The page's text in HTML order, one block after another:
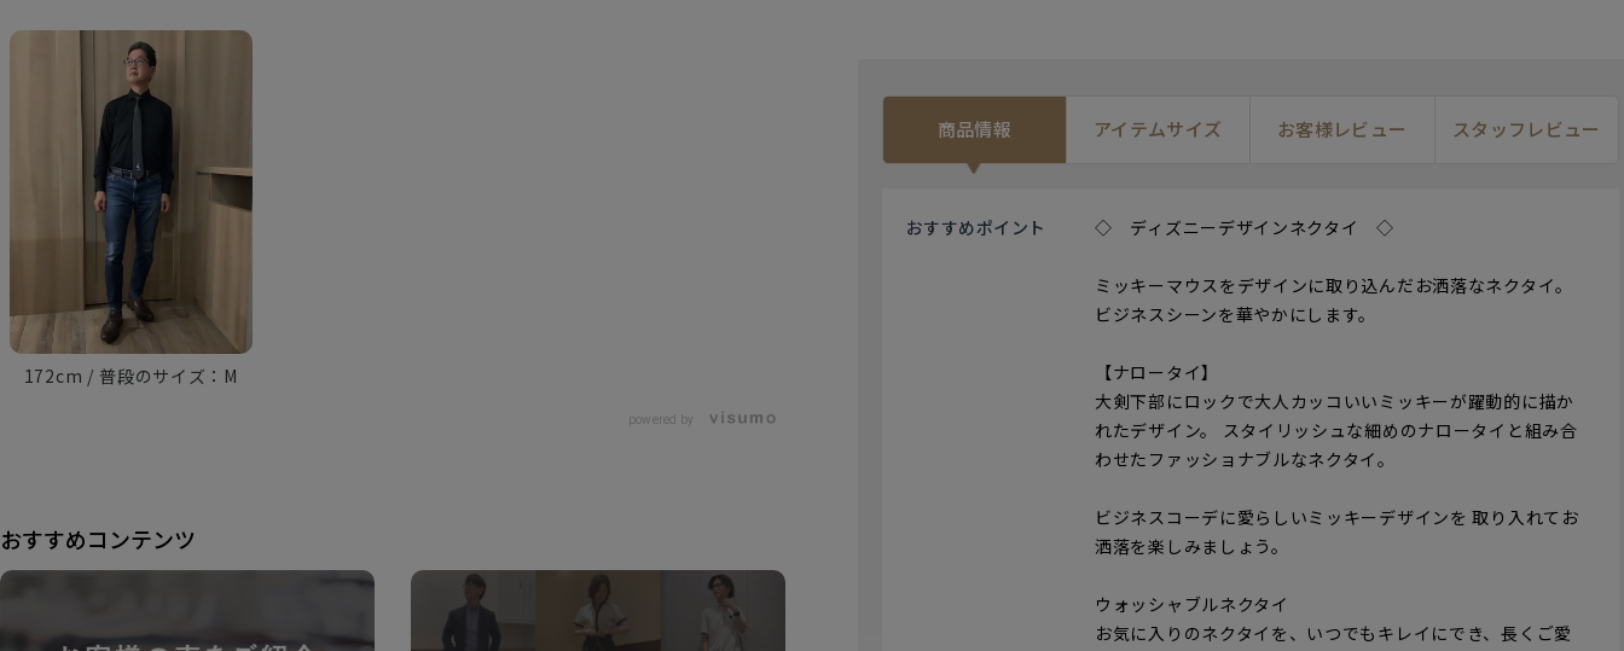
M
172cm
powered by
おすすめコンテンツ
商品情報 アイテムサイズ お客様レビュー スタッフレビュー
おすすめポイント ◇ ディズニーデザインネクタイ ◇
ミッキーマウスをデザインに取り込んだお洒落なネクタイ。
ビジネスシーンを華やかにします。
【ナロータイ】
大剣下部にロックで大人カッコいいミッキーが躍動的に描か
れたデザイン。 スタイリッシュな細めのナロータイと組み合
わせたファッショナブルなネクタイ。
ビジネスコーデに愛らしいミッキーデザインを 取り入れてお
洒落を楽しみましょう。
ウォッシャブルネクタイ
お気に入りのネクタイを、いつでもキレイにでき、長くご愛